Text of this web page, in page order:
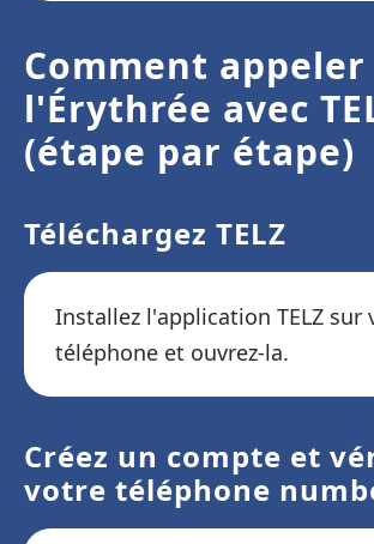
Comment appeler
l'Érythrée avec
(étape par étape)
Téléchargez TELZ
Installez l'application TELZ sur
téléphone et ouvrez-la.
Créez un compte et
votre téléphone